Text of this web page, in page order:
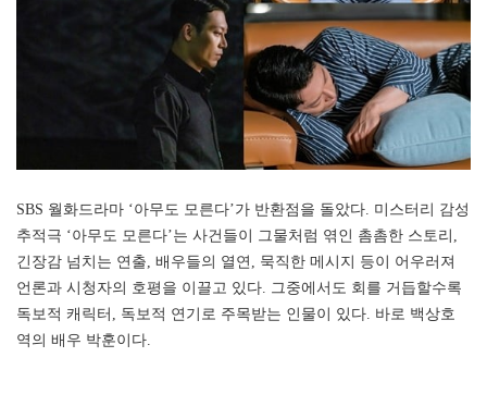
SBS 월화드라마 ‘아무도 모른다’가 반환점을 돌았다. 미스터리 감성
추적극 ‘아무도 모른다’는 사건들이 그물처럼 엮인 촘촘한 스토리,
긴장감 넘치는 연출, 배우들의 열연, 묵직한 메시지 등이 어우러져
언론과 시청자의 호평을 이끌고 있다. 그중에서도 회를 거듭할수록
독보적 캐릭터, 독보적 연기로 주목받는 인물이 있다. 바로 백상호
역의 배우 박훈이다.